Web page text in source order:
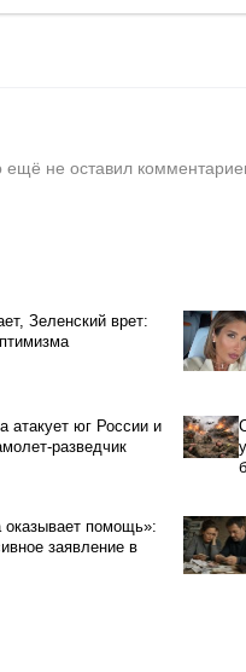
ещё не оставил
Зеленский врет:
атакует юг России и
разведчик
помощь»:
заявление в